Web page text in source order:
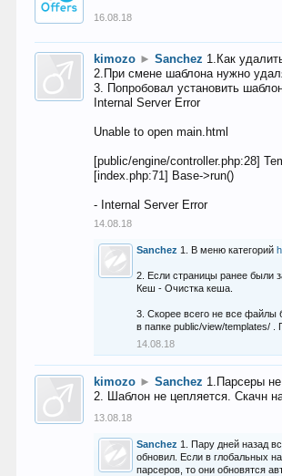
16.08.18
kimozo ► Sanchez 1.Как
2.При смене шаблона нужно
3. Попробовал установить
Internal Server Error
Unable to open main.html
[public/engine/controller.php:28]
[index.php:71] Base->run()
- Internal Server Error
14.08.18
Sanchez 1. В меню категорий
2. Если страницы ранее были
Кеш - Очистка кеша.
3. Скорее всего не все
в папке public/view/templates/
14.08.18
kimozo ► Sanchez 1.Парсеры
2. Шаблон не цепляется. Скачн
13.08.18
Sanchez 1. Пару дней назад
обновил. Если в глобальных
парсеров, то они обновятся